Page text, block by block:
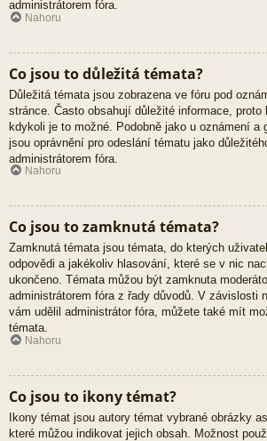
administrátorem fóra.
Nahoru
Co jsou to důležitá témata?
Důležitá témata jsou zobrazena ve fóru pod
stránce. Často obsahují důležité informace,
kdykoli je to možné. Podobně jako u oznámení a
jsou oprávnění pro odeslání tématu jako
administrátorem fóra.
Nahoru
Co jsou to zamknutá témata?
Zamknutá témata jsou témata, do kterých
odpovědi a jakékoliv hlasování, které se v nic
ukončeno. Témata můžou být zamknuta
administrátorem fóra z řady důvodů. V závislosti
vám udělil administrátor fóra, můžete také mít
témata.
Nahoru
Co jsou to ikony témat?
Ikony témat jsou autory témat vybrané obrázky
které můžou indikovat jejich obsah. Možnost